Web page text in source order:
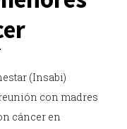
(Insabi)
con madres
cáncer en